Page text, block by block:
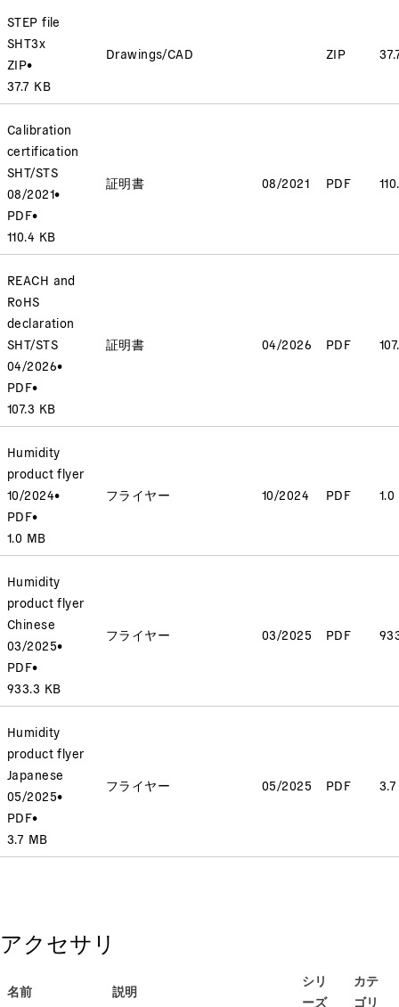
STEP file
SHT3x
ZIP•
37.7 KB
Drawings/CAD ZIP
Calibration
certification
SHT/STS
08/2021•
PDF•
110.4 KB
証明書 08/2021 PDF
REACH and
RoHS
declaration
SHT/STS
04/2026•
PDF•
107.3 KB
証明書 04/2026 PDF
Humidity
product flyer
10/2024•
PDF•
1.0 MB
フライヤー 10/2024 PDF
Humidity
product flyer
Chinese
03/2025•
PDF•
933.3 KB
フライヤー 03/2025 PDF
Humidity
product flyer
Japanese
05/2025•
PDF•
3.7 MB
フライヤー 05/2025 PDF
アクセサリ
名前 説明
シリ
ーズ
カテ
ゴリ